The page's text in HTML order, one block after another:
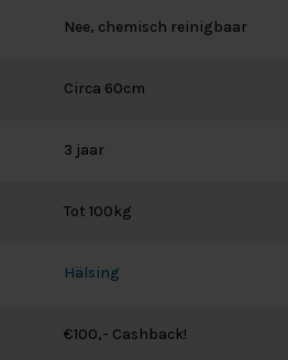
Nee, chemisch reinigbaar
Circa 60cm
3 jaar
Tot 100kg
Hälsing
€100,- Cashback!